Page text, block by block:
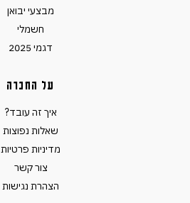
מבצעי יבואן
חשמלי
דגמי 2025
על החברה
איך זה עובד?
שאלות נפוצות
מדיניות פרטיות
צור קשר
הצהרת נגישות